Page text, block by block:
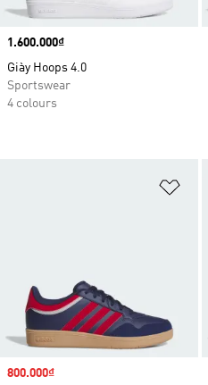
Price
1.600.000₫
Giày Hoops 4.0
Sportswear
4 colours
Sale price
800.000₫